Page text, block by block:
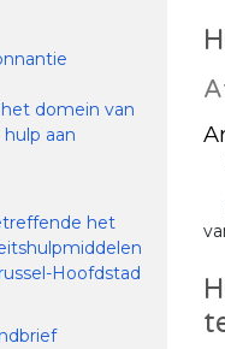
domein van
aan
het
Hoofdstad